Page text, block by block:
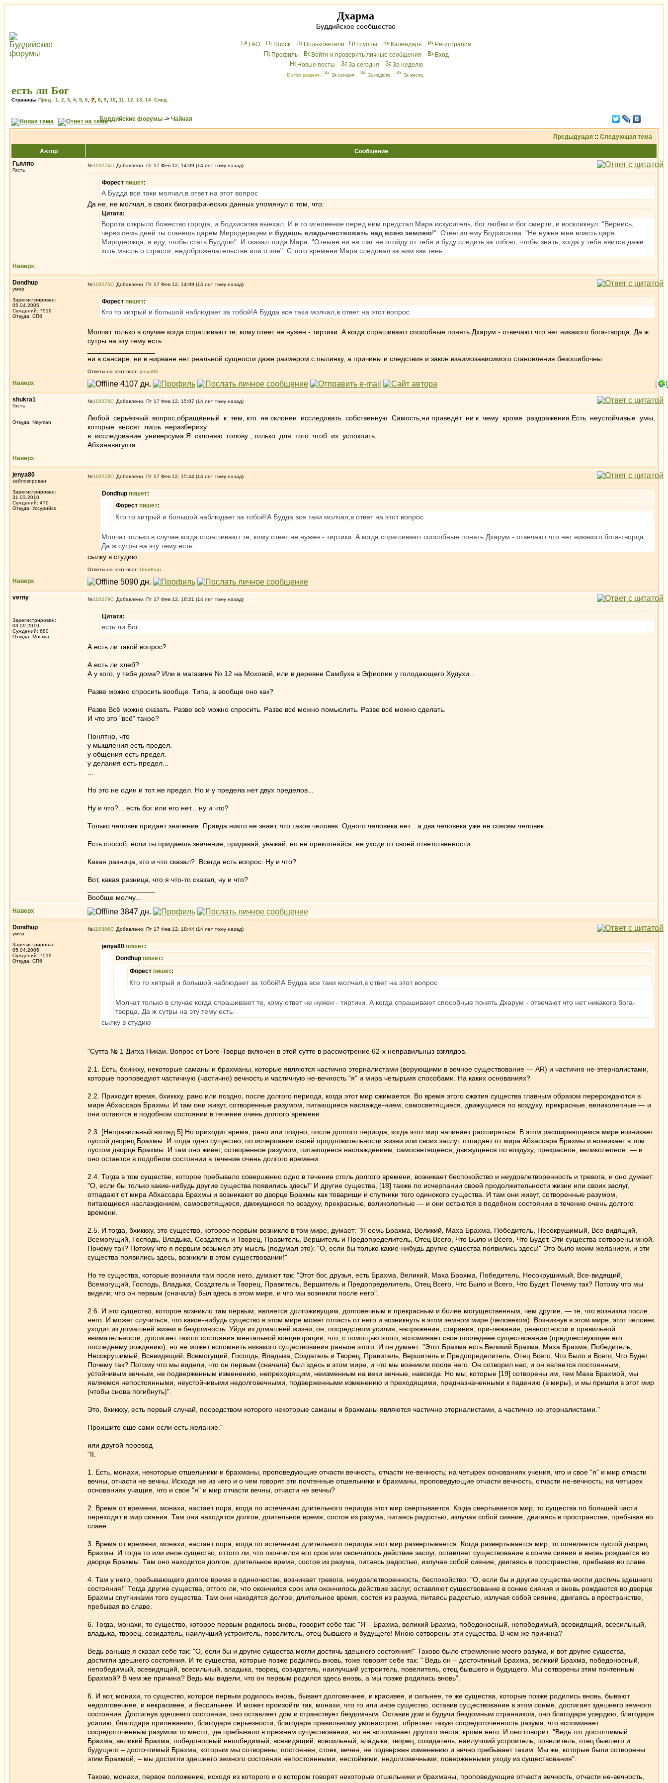
Дхарма
Буддийское сообщество
FAQ Поиск Пользователи Группы Календарь
Peгиcтрaция
Профиль
Войти и проверить личные сообщения
Вхoд
Новые посты
За сегодня За неделю
В этом разделе: За сегодня За неделю За месяц
есть ли Бог
Страницы Пред. 1 2 3 4 5 6 7 8 9 10 11 12 13 14 След.
Буддийские форумы -> Чайная
Предыдущая :: Следующая тема
Автор
Сообщение
Гьялпо
Гость
№110274 Добавлено: Пт 17 Фев 12, 14:09 (14 лет тому назад)
Форест пишет:
А Будда все таки молчал,в ответ на этот вопрос
Да не, не молчал, в своих биографических данных упомянул о том, что:
Цитата:
Ворота открыло божество города, и Бодхисатва выехал. И в то мгновение перед ним предстал Мара искуситель, бог любви и бог смерти, и воскликнул: "Вернись,
через семь дней ты станешь царем Миродержцем и будешь владычествовать над всею землею!". Ответил ему Бодхисатва: "Не нужна мне власть царя
Миродержца, я иду, чтобы стать Буддою". И сказал тогда Мара: "Отныне ни на шаг не отойду от тебя и буду следить за тобою, чтобы знать, когда у тебя явится даже
хоть мысль о страсти, недоброжелательстве или о зле". С того времени Мара следовал за ним как тень.
Наверх
Dondhup
умер
Зарегистрирован:
05.04.2005
Суждений: 7519
Откуда: СПб
№110275 Добавлено: Пт 17 Фев 12, 14:09 (14 лет тому назад)
Форест пишет:
Кто то хитрый и большой наблюдает за тобой!А Будда все таки молчал,в ответ на этот вопрос
Молчат только в случае когда спрашивают те, кому ответ не нужен - тиртики. А когда спрашивают способные понять Дхарум - отвечают что нет никакого бога-творца, Да ж
сутры на эту тему есть.
ни в сансаре, ни в нирване нет реальной сущности даже размером с пылинку, а причины и следствия и закон взаимозависимого становления безошибочны
Ответы на этот пост: jenya80
Наверх
shukra1
Гость
Откуда: Nayman
№110276 Добавлено: Пт 17 Фев 12, 15:07 (14 лет тому назад)
Любой серьёзный вопрос,обращённый к тем, кто не склонен исследовать собственную Самость,ни приведёт ни к чему кроме раздражения.Есть неустойчивые умы,
которые вносят лишь неразбериху
в исследование универсума.Я склоняю голову , только для того чтоб их успокоить.
Абхинавагупта
Наверх
jenya80
заблокирован
Зарегистрирован:
31.03.2010
Суждений: 470
Откуда: Уссурийск
№110278 Добавлено: Пт 17 Фев 12, 15:44 (14 лет тому назад)
Dondhup пишет:
Форест пишет:
Кто то хитрый и большой наблюдает за тобой!А Будда все таки молчал,в ответ на этот вопрос
Молчат только в случае когда спрашивают те, кому ответ не нужен - тиртики. А когда спрашивают способные понять Дхарум - отвечают что нет никакого бога-творца,
Да ж сутры на эту тему есть.
cылку в студию
Ответы на этот пост: Dondhup
Наверх
verny
Зарегистрирован:
03.09.2010
Суждений: 680
Откуда: Москва
№110279 Добавлено: Пт 17 Фев 12, 16:21 (14 лет тому назад)
Цитата:
есть ли Бог
А есть ли такой вопрос?
А есть ли хлеб?
А у кого, у тебя дома? Или в магазине № 12 на Моховой, или в деревне Самбуха в Эфиопии у голодающего Худухи...
Разве можно спросить вообще. Типа, а вообще оно как?
Разве Всё можно сказать. Разве всё можно спросить. Разве всё можно помыслить. Разве всё можно сделать.
И что это "всё" такое?
Понятно, что
у мышления есть предел.
у общения есть предел.
у делания есть предел...
Но это не один и тот же предел. Но и у предела нет двух пределов...
Ну и что?... есть бог или его нет... ну и что?
Только человек придает значение. Правда никто не знает, что такое человек. Одного человека нет... а два человека уже не совсем человек...
Есть способ, если ты придаешь значение, придавай, уважай, но не преклоняйся, не уходи от своей ответственности.
Какая разница, кто и что сказал? Всегда есть вопрос: Ну и что?
Вот, какая разница, что я что-то сказал, ну и что?
Вообще молчу...
Наверх
Dondhup
умер
Зарегистрирован:
05.04.2005
Суждений: 7519
Откуда: СПб
№110306 Добавлено: Пт 17 Фев 12, 18:44 (14 лет тому назад)
jenya80 пишет:
Dondhup пишет:
Форест пишет:
Кто то хитрый и большой наблюдает за тобой!А Будда все таки молчал,в ответ на этот вопрос
Молчат только в случае когда спрашивают те, кому ответ не нужен - тиртики. А когда спрашивают способные понять Дхарум - отвечают что нет никакого бога-
творца, Да ж сутры на эту тему есть.
cылку в студию
"Сутта № 1 Дигха Никаи. Вопрос от Боге-Творце включен в этой сутте в рассмотрение 62-х неправильныз взглядов.
2.1. Есть, бхиккху, некоторые саманы и брахманы, которые являются частично этерналистами (верующими в вечное существование — AR) и частично не-этерналистами,
которые проповедуют частичную (частично) вечность и частичную не-вечность "я" и мира четырьмя способами. На каких основаниях?
2.2. Приходит время, бхиккху, рано или поздно, после долгого периода, когда этот мир сжимается. Во время этого сжатия существа главным образом перерождаются в
мире Абхассара Брахмы. И там они живут, сотворенные разумом, питающиеся наслажде-нием, самосветящиеся, движущиеся по воздуху, прекрасные, великолепные — и
они остаются в подобном состоянии в течение очень долгого времени.
2.3. [Неправильный взгляд 5] Но приходит время, рано или поздно, после долгого периода, когда этот мир начинает расширяться. В этом расширяющемся мире возникает
пустой дворец Брахмы. И тогда одно существо, по исчерпании своей продолжительности жизни или своих заслуг, отпадает от мира Абхассара Брахмы и возникает в том
пустом дворце Брахмы. И там оно живет, сотворенное разумом, питающееся наслаждением, самосветящееся, движущееся по воздуху, прекрасное, великолепное, — и
оно остается в подобном состоянии в течение очень долгого времени.
2.4. Тогда в том существе, которое пребывало совершенно одно в течение столь долгого времени, возникает беспокойство и неудовлетворенность и тревога, и оно думает:
"О, если бы только какие-нибудь другие существа появились здесь!" И другие существа, [18] также по исчерпании своей продолжительности жизни или своих заслуг,
отпадают от мира Абхассара Брахмы и возникают во дворце Брахмы как товарищи и спутники того одинокого существа. И там они живут, сотворенные разумом,
питающиеся наслаждением, самосветящиеся, движущиеся по воздуху, прекрасные, великолепные — и они остаются в подобном состоянии в течение очень долгого
времени.
2.5. И тогда, бхиккху, это существо, которое первым возникло в том мире, думает: "Я есмь Брахма, Великий, Маха Брахма, Победитель, Несокрушимый, Все-видящий,
Всемогущий, Господь, Владыка, Создатель и Творец, Правитель, Вершитель и Предопределитель, Отец Всего, Что Было и Всего, Что Будет. Эти существа сотворены мной.
Почему так? Потому что я первым возымел эту мысль (подумал это): "О, если бы только какие-нибудь другие существа появились здесь!" Это было моим желанием, и эти
существа появились здесь, возникли в этом существовании!"
Но те существа, которые возникли там после него, думают так: "Этот бог, друзья, есть Брахма, Великий, Маха Брахма, Победитель, Несокрушимый, Все-видящий,
Всемогущий, Господь, Владыка, Создатель и Творец, Правитель, Вершитель и Предопределитель, Отец Всего, Что Было и Всего, Что Будет. Почему так? Потому что мы
видели, что он первым (сначала) был здесь в этом мире, и что мы возникли после него".
2.6. И это существо, которое возникло там первым, является долгоживущим, долговечным и прекрасным и более могущественным, чем другие, — те, что возникли после
него. И может случиться, что какое-нибудь существо в этом мире может отпасть от него и возникнуть в этом земном мире (человеком). Возникнув в этом мире, этот человек
уходит из домашней жизни в бездомность. Уйдя из домашней жизни, он, посредством усилия, напряжения, старания, при-лежания, ревностности и правильной
внимательности, достигает такого состояния ментальной концентрации, что, с помощью этого, вспоминает свое последнее существование (предшествующее его
последнему рождению), но не может вспомнить никакого существования раньше этого. И он думает: "Этот Брахма есть Великий Брахма, Маха Брахма, Победитель,
Несокрушимый, Всевидящий, Всемогущий, Господь, Владыка, Создатель и Творец, Правитель, Вершитель и Предопределитель, Отец Всего, Что Было и Всего, Что Будет.
Почему так? Потому что мы видели, что он первым (сначала) был здесь в этом мире, и что мы возникли после него. Он сотворил нас, и он является постоянным,
устойчивым вечным, не подверженным изменению, непреходящим, неизменным на веки вечные, навсегда. Но мы, которые [19] сотворены им, тем Маха Брахмой, мы
являемся непостоянными, неустойчивыми недолговечными, подверженными изменению и преходящими, предназначенными к падению (в миры), и мы пришли в этот мир
(чтобы снова погибнуть)".
Это, бхиккху, есть первый случай, посредством которого некоторые саманы и брахманы являются частично этерналистами, а частично не-этерналистами."
Проишите еше сами если есть желание."
или другой перевод
"II.
1. Есть, монахи, некоторые отшельники и брахманы, проповедующие отчасти вечность, отчасти не-вечность; на четырех основаниях учения, что и свое "я" и мир отчасти
вечны, отчасти не вечны. Исходя же из чего и о чем говорят эти почтенные отшельники и брахманы, проповедующие отчасти вечность, отчасти не-вечность; на четырех
основаниях учащие, что и свое "я" и мир отчасти вечны, отчасти не вечны?
2. Время от времени, монахи, настает пора, когда по истечению длительного периода этот мир свертывается. Когда свертывается мир, то существа по большей части
переходят в мир сияния. Там они находятся долгое, длительное время, состоя из разума, питаясь радостью, излучая собой сияние, двигаясь в пространстве, пребывая во
славе.
3. Время от времени, монахи, настает пора, когда по истечению длительного периода этот мир развертывается. Когда развертывается мир, то появляется пустой дворец
Брахмы. И тогда то или иное существо, оттого ли, что окончился его срок или окончилось действие заслуг, оставляет существование в сонме сияния и вновь рождается во
дворце Брахмы. Там оно находится долгое, длительное время, состоя из разума, питаясь радостью, излучая собой сияние, двигаясь в пространстве, пребывая во славе.
4. Там у него, пребывающего долгое время в одиночестве, возникает тревога, неудовлетворенность, беспокойство: "О, если бы и другие существа могли достичь здешнего
состояния!" Тогда другие существа, оттого ли, что окончился срок или окончилось действие заслуг, оставляют существование в сонме сияния и вновь рождаются во дворце
Брахмы спутниками того существа. Там они находятся долгое, длительное время, состоя из разума, питаясь радостью, излучая собой сияние, двигаясь в пространстве,
пребывая во славе.
6. Тогда, монахи, то существо, которое первым родилось вновь, говорит себе так: "Я – Брахма, великий Брахма, победоносный, непобедимый, всевидящий, всесильный,
владыка, творец, созидатель, наилучший устроитель, повелитель, отец бывшего и будущего! Мною сотворены эти существа. В чем же причина?
Ведь раньше я сказал себе так: "О, если бы и другие существа могли достичь здешнего состояния!" Таково было стремление моего разума, и вот другие существа,
достигли здешнего состояния. И те существа, которые позже родились вновь, тоже говорят себе так: " Ведь он – досточтимый Брахма, великий Брахма, победоносный,
непобедимый, всевидящий, всесильный, владыка, творец, созидатель, наилучший устроитель, повелитель, отец бывшего и будущего. Мы сотворены этим почтенным
Брахмой? В чем же причина? Ведь мы видели, что он первым родился здесь вновь, а мы позже родились вновь".
6. И вот, монахи, то существо, которое первым родилось вновь, бывает долговечнее, и красивее, и сильнее, те же существа, которые позже родились вновь, бывают
недолговечнее, и некрасивее, и бессильнее. И может произойти так, монахи, что то или иное существо, оставив существование в этом сонме, достигает здешнего земного
состояния. Достигнув здешнего состояния, оно оставляет дом и странствует бездомным. Оставив дом и будучи бездомным странником, оно благодаря усердию, благодаря
усилию, благодаря прилежанию, благодаря серьезности, благодаря правильному умонастрою, обретает такую сосредоточенность разума, что вспоминает
сосредоточенным разумом то место, где пребывало в прежнем существовании, но не вспоминает другого места, кроме него. И оно говорит: "Ведь тот досточтимый
Брахма, великий Брахма, победоносный непобедимый, всевидящий, всесильный, владыка, творец, созидатель, наилучший устроитель, повелитель, отец бывшего и
будущего – досточтимый Брахма, которым мы сотворены, постоянен, стоек, вечен, не подвержен изменению и вечно пребывает таким. Мы же, которые были сотворены
этим Брахмой, – мы достигли здешнего земного состояния непостоянными, нестойкими, недолговечными, поверженными уходу из существования".
Таково, монахи, первое положение, исходя из которого и о котором говорят некоторые отшельники и брахманы, проповедующие отчасти вечность, отчасти не-вечность,